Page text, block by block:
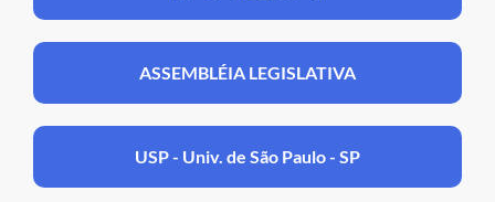
ASSEMBLÉIA LEGISLATIVA
USP - Univ. de São Paulo - SP